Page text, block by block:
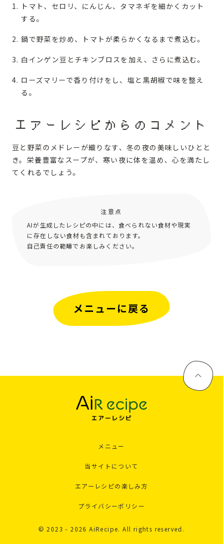
トマト、セロリ、にんじん、タマネギを細かくカット
する。
鍋で野菜を炒め、トマトが柔らかくなるまで煮込む。
白インゲン豆とチキンブロスを加え、さらに煮込む。
ローズマリーで香り付けをし、塩と黒胡椒で味を整え
る。
エアーレシピからのコメント
豆と野菜のメドレーが織りなす、冬の夜の美味しいひとと
き。栄養豊富なスープが、寒い夜に体を温め、心を満たし
てくれるでしょう。
注意点
AIが生成したレシピの中には、食べられない食材や現実
に存在しない食材も含まれております。
自己責任の範疇でお楽しみください。
メニューに戻る
メニュー
当サイトについて
エアーレシピの楽しみ方
プライバシーポリシー
© 2023 - 2026 AiRecipe. All rights reserved.